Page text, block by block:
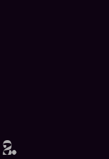
2.